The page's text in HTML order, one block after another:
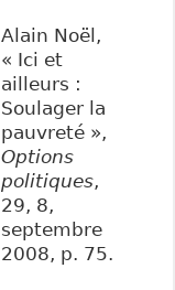
Alain Noël,
« Ici et
ailleurs :
Soulager la
pauvreté »,
Options
politiques,
29, 8,
septembre
2008, p. 75.